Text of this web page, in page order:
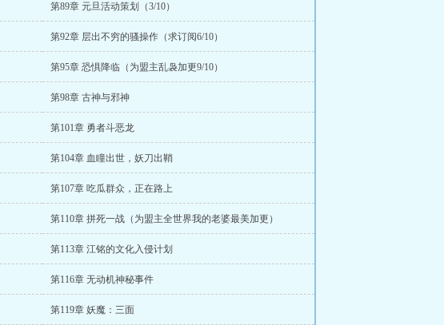
第89章 元旦活动策划（3/10）
第92章 层出不穷的骚操作（求订阅6/10）
第95章 恐惧降临（为盟主乱袅加更9/10）
第98章 古神与邪神
第101章 勇者斗恶龙
第104章 血瞳出世，妖刀出鞘
第107章 吃瓜群众，正在路上
第110章 拼死一战（为盟主全世界我的老婆最美加更）
第113章 江铭的文化入侵计划
第116章 无动机神秘事件
第119章 妖魔：三面